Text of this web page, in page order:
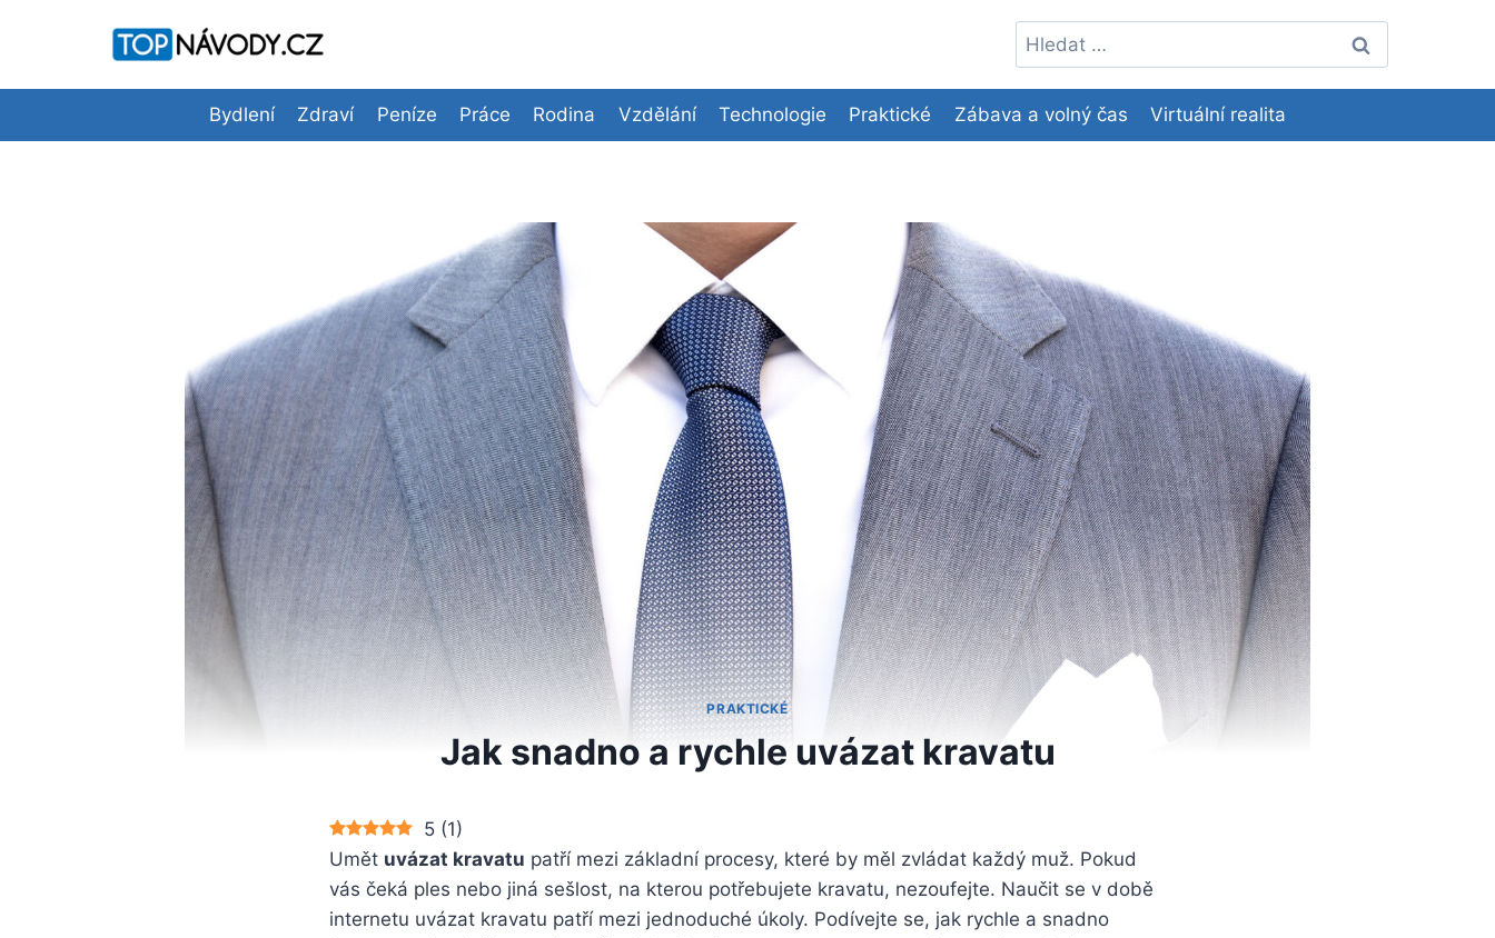
Vyhledávání
Bydlení Zdraví Peníze Práce Rodina Vzdělání Technologie Praktické Zábava a volný čas Virtuální realita
PRAKTICKÉ
Jak snadno a rychle uvázat kravatu
5 (1)
Umět uvázat kravatu patří mezi základní procesy, které by měl zvládat každý muž. Pokud
vás čeká ples nebo jiná sešlost, na kterou potřebujete kravatu, nezoufejte. Naučit se v době
internetu uvázat kravatu patří mezi jednoduché úkoly. Podívejte se, jak rychle a snadno